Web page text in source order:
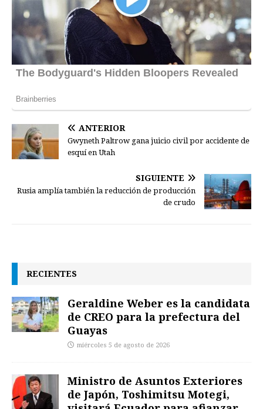
ANTERIOR
Gwyneth Paltrow gana juicio civil por accidente de
esquí en Utah
SIGUIENTE
Rusia amplía también la reducción de producción
de crudo
RECIENTES
Geraldine Weber es la candidata
de CREO para la prefectura del
Guayas
miércoles 5 de agosto de 2026
Ministro de Asuntos Exteriores
de Japón, Toshimitsu Motegi,